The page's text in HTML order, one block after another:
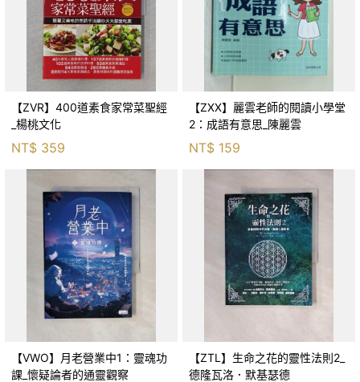
【ZVR】400道素食家常菜聖經
_楊桃文化
NT$ 359
【ZXX】麗雲老師的閱讀小學堂
2：成語有意思_陳麗雲
NT$ 159
【VWO】月老營業中1：靈魂功
課_懷疑論者的通靈觀察
【ZTL】生命之花的靈性法則2_
德隆瓦洛．默基瑟德